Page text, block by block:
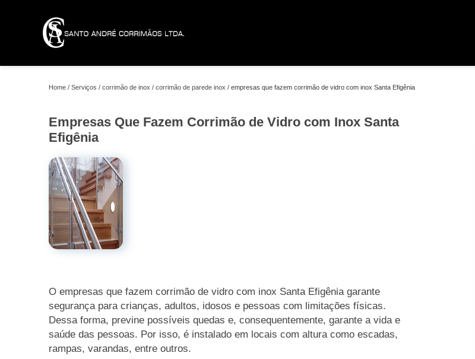
Home Serviços corrimão de inox corrimão de parede inox empresas que fazem corrimão de vidro com inox Santa Efigênia
Empresas Que Fazem Corrimão de Vidro com Inox Santa
Efigênia
O empresas que fazem corrimão de vidro com inox Santa Efigênia garante
segurança para crianças, adultos, idosos e pessoas com limitações físicas.
Dessa forma, previne possíveis quedas e, consequentemente, garante a vida e
saúde das pessoas. Por isso, é instalado em locais com altura como escadas,
rampas, varandas, entre outros.